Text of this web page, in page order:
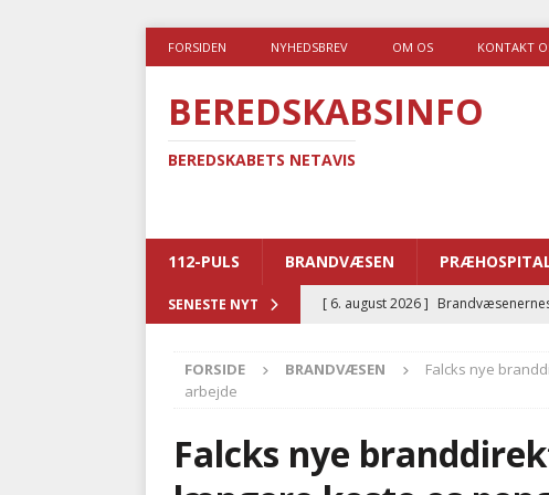
FORSIDEN NYHEDSBREV OM OS KONTAKT
BEREDSKABSINFO
BEREDSKABETS NETAVIS
112-PULS BRANDVÆSEN
SENESTE NYT [ 6. august 2026 ]
[ 5. august 2026 ] Advarer: Udløb
[ 5. august 2026 ] Ny ambulance
[ 4. august 2026 ] Brandvæsenerne
FORSIDE BRANDVÆSEN
Falcks nye
arbejde
Falcks nye